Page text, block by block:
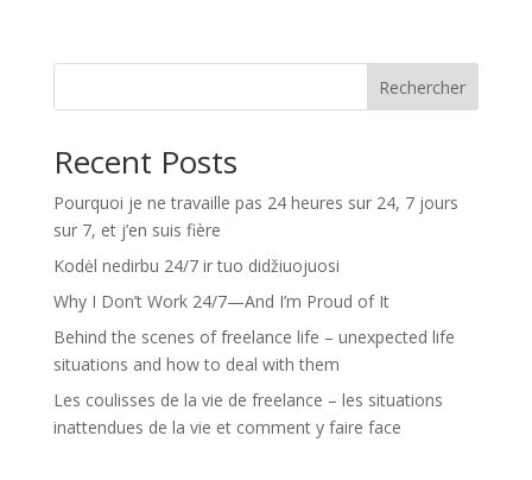
Rechercher
Recent Posts
Pourquoi je ne travaille pas 24 heures sur 24, 7 jours
sur 7, et j’en suis fière
Kodėl nedirbu 24/7 ir tuo didžiuojuosi
Why I Don’t Work 24/7—And I’m Proud of It
Behind the scenes of freelance life – unexpected life
situations and how to deal with them
Les coulisses de la vie de freelance – les situations
inattendues de la vie et comment y faire face